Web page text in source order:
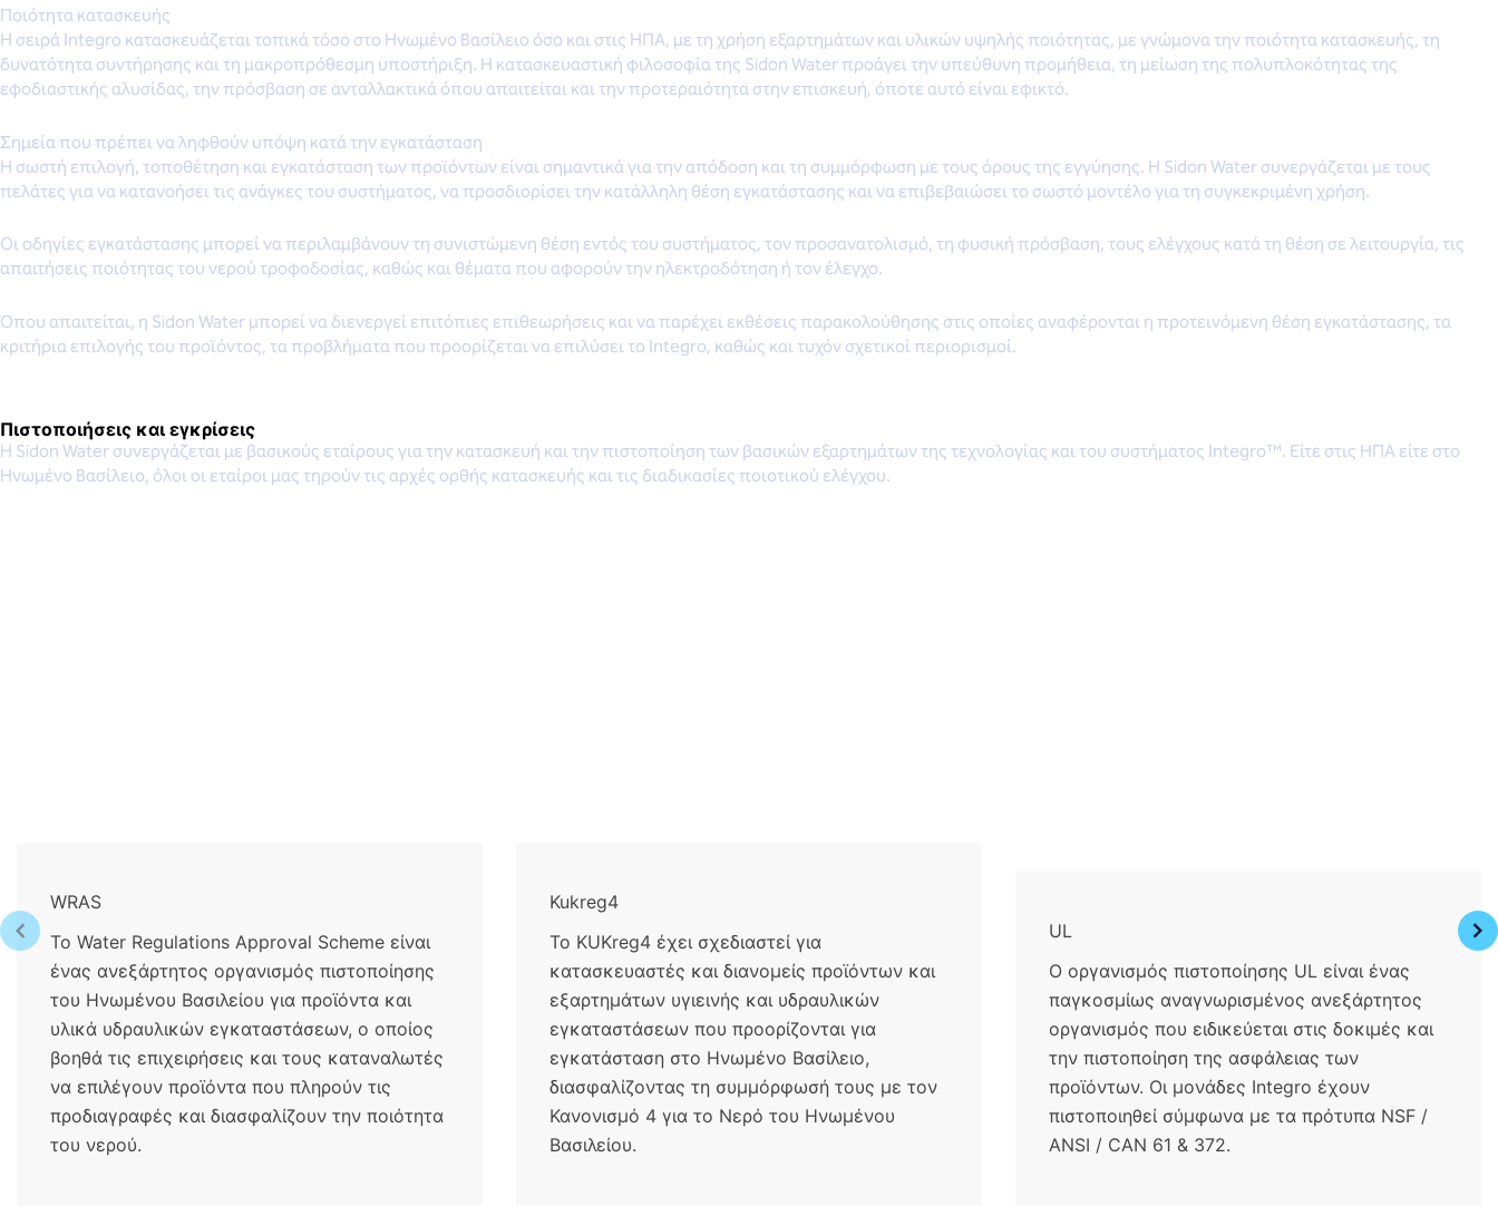
Ποιότητα κατασκευής
Η σειρά Integro κατασκευάζεται τοπικά τόσο στο Ηνωμένο Βασίλειο όσο και στις ΗΠΑ, με τη χρήση εξαρτημάτων και υλικών υψηλής ποιότητας, με γνώμονα την ποιότητα κατασκευής, τη
δυνατότητα συντήρησης και τη μακροπρόθεσμη υποστήριξη. Η κατασκευαστική φιλοσοφία της Sidon Water προάγει την υπεύθυνη προμήθεια, τη μείωση της πολυπλοκότητας της
εφοδιαστικής αλυσίδας, την πρόσβαση σε ανταλλακτικά όπου απαιτείται και την προτεραιότητα στην επισκευή, όποτε αυτό είναι εφικτό.
Σημεία που πρέπει να ληφθούν υπόψη κατά την εγκατάσταση
Η σωστή επιλογή, τοποθέτηση και εγκατάσταση των προϊόντων είναι σημαντικά για την απόδοση και τη συμμόρφωση με τους όρους της εγγύησης. Η Sidon Water συνεργάζεται με τους
πελάτες για να κατανοήσει τις ανάγκες του συστήματος, να προσδιορίσει την κατάλληλη θέση εγκατάστασης και να επιβεβαιώσει το σωστό μοντέλο για τη συγκεκριμένη χρήση.
Οι οδηγίες εγκατάστασης μπορεί να περιλαμβάνουν τη συνιστώμενη θέση εντός του συστήματος, τον προσανατολισμό, τη φυσική πρόσβαση, τους ελέγχους κατά τη θέση σε λειτουργία, τις
απαιτήσεις ποιότητας του νερού τροφοδοσίας, καθώς και θέματα που αφορούν την ηλεκτροδότηση ή τον έλεγχο.
Όπου απαιτείται, η Sidon Water μπορεί να διενεργεί επιτόπιες επιθεωρήσεις και να παρέχει εκθέσεις παρακολούθησης στις οποίες αναφέρονται η προτεινόμενη θέση εγκατάστασης, τα
κριτήρια επιλογής του προϊόντος, τα προβλήματα που προορίζεται να επιλύσει το Integro, καθώς και τυχόν σχετικοί περιορισμοί.
Πιστοποιήσεις και εγκρίσεις
Η Sidon Water συνεργάζεται με βασικούς εταίρους για την κατασκευή και την πιστοποίηση των βασικών εξαρτημάτων της τεχνολογίας και του συστήματος Integro™. Είτε στις ΗΠΑ είτε στο
Ηνωμένο Βασίλειο, όλοι οι εταίροι μας τηρούν τις αρχές ορθής κατασκευής και τις διαδικασίες ποιοτικού ελέγχου.
WRAS
Το Water Regulations Approval Scheme είναι
ένας ανεξάρτητος οργανισμός πιστοποίησης
του Ηνωμένου Βασιλείου για προϊόντα και
υλικά υδραυλικών εγκαταστάσεων, ο οποίος
βοηθά τις επιχειρήσεις και τους καταναλωτές
να επιλέγουν προϊόντα που πληρούν τις
προδιαγραφές και διασφαλίζουν την ποιότητα
του νερού.
Kukreg4
Το KUKreg4 έχει σχεδιαστεί για
κατασκευαστές και διανομείς προϊόντων και
εξαρτημάτων υγιεινής και υδραυλικών
εγκαταστάσεων που προορίζονται για
εγκατάσταση στο Ηνωμένο Βασίλειο,
διασφαλίζοντας τη συμμόρφωσή τους με τον
Κανονισμό 4 για το Νερό του Ηνωμένου
Βασιλείου.
UL
Ο οργανισμός πιστοποίησης UL είναι ένας
παγκοσμίως αναγνωρισμένος ανεξάρτητος
οργανισμός που ειδικεύεται στις δοκιμές και
την πιστοποίηση της ασφάλειας των
προϊόντων. Οι μονάδες Integro έχουν
πιστοποιηθεί σύμφωνα με τα πρότυπα NSF /
ANSI / CAN 61 & 372.